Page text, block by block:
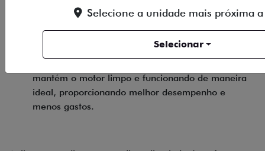
Utilize combustíveis de boa qualidade: abasteça em
postos de confiança que ofereçam combustíveis de
boa qualidade. Combustíveis adulterados podem
reduzir a capacidade do motor e aumentar o
mantém o motor limpo e funcionando de maneira
ideal, proporcionando melhor desempenho e
menos gastos.
Selecione a unidade mais próxima a
Selecionar